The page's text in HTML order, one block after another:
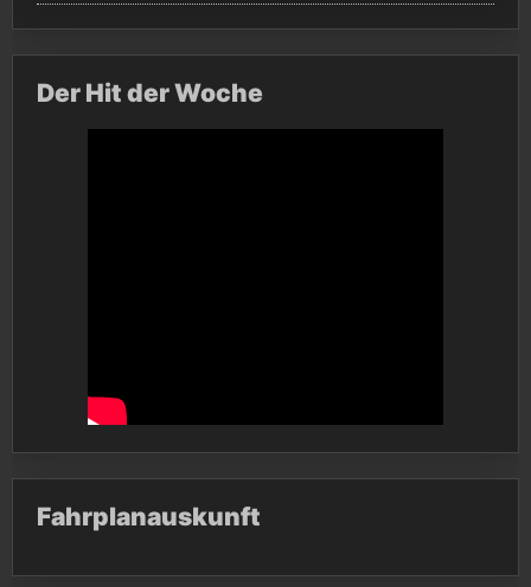
Der Hit der Woche
Fahrplanauskunft